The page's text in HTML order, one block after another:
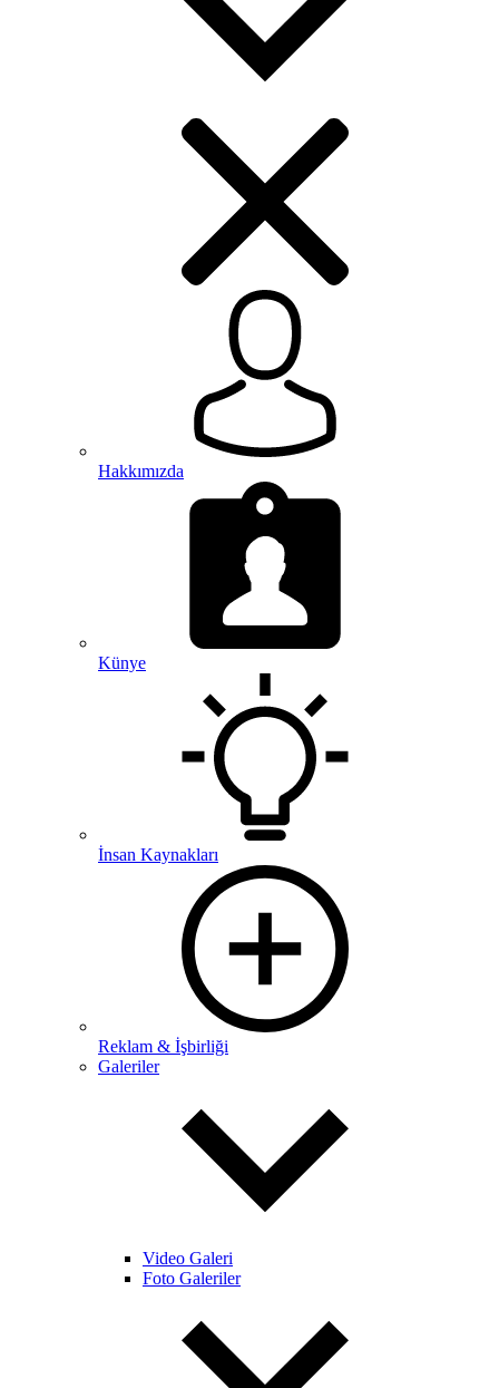
Hakkımızda
Künye
İnsan Kaynakları
Reklam & İşbirliği
Galeriler
Video Galeri
Foto Galeriler